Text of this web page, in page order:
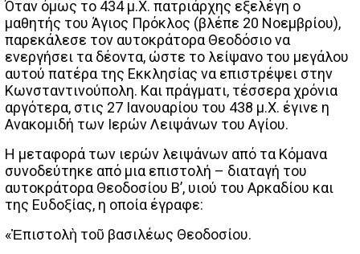
Όταν όμως το 434 μ.Χ. πατριάρχης εξελέγη ο
μαθητής του Άγιος Πρόκλος (βλέπε 20 Νοεμβρίου),
παρεκάλεσε τον αυτοκράτορα Θεοδόσιο να
ενεργήσει τα δέοντα, ώστε το λείψανο του μεγάλου
αυτού πατέρα της Εκκλησίας να επιστρέψει στην
Κωνσταντινούπολη. Και πράγματι, τέσσερα χρόνια
αργότερα, στις 27 Ιανουαρίου του 438 μ.Χ. έγινε η
Ανακομιδή των Ιερών Λειψάνων του Αγίου.
Η μεταφορά των ιερών λειψάνων από τα Κόμανα
συνοδεύτηκε από μια επιστολή – διαταγή του
αυτοκράτορα Θεοδοσίου Β’, υιού του Αρκαδίου και
της Ευδοξίας, η οποία έγραφε:
«Ἐπιστολὴ τοῦ βασιλέως Θεοδοσίου.